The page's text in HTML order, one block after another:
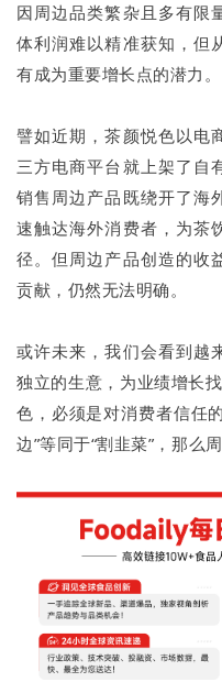
因周边品类繁杂且多有限
体利润难以精准获知，但
有成为重要增长点的潜力。
譬如近期，茶颜悦色以电
三方电商平台就上架了自
销售周边产品既绕开了海
速触达海外消费者，为茶
径。但周边产品创造的收
贡献，仍然无法明确。
或许未来，我们会看到越
独立的生意，为业绩增长
色，必须是对消费者信任
边”等同于“割韭菜”，那么